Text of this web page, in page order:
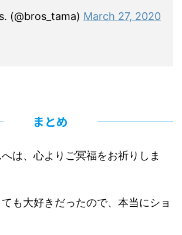
(@bros_tama) March 27, 2020
まとめ
は、心よりご冥福をお祈りしま
も大好きだったので、本当にショ